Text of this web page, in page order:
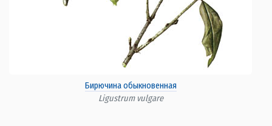
Бирючина обыкновенная
Ligustrum vulgare